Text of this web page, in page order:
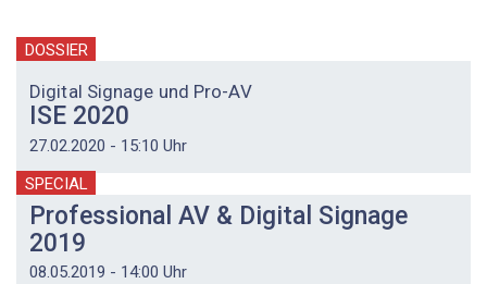
DOSSIER
Digital Signage und Pro-AV
ISE 2020
27.02.2020 - 15:10 Uhr
SPECIAL
Professional AV & Digital Signage
2019
08.05.2019 - 14:00 Uhr